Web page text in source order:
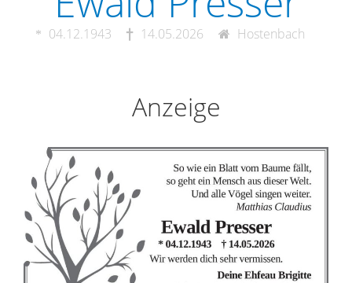
04.12.1943 14.05.2026 Hostenbach
Anzeige